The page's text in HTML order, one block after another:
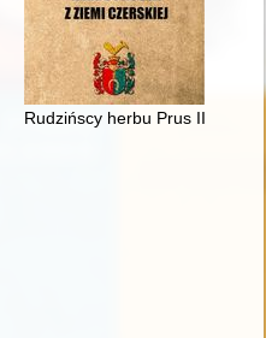
Zespół Szkół Mechanicznych
Rudzińscy herbu Prus III z